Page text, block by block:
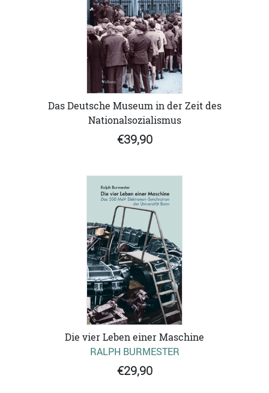
Das Deutsche Museum in der Zeit des
Nationalsozialismus
€39,90
Die vier Leben einer Maschine
RALPH BURMESTER
€29,90